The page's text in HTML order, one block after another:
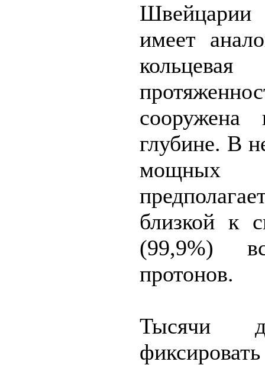
имеет
сооружена
глубине. В
мощных
близкой к
(99,9%)
протонов.
Тысячи